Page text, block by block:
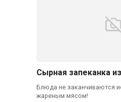
Сырная запеканка
Блюда не заканчиваются
жареным мясом!